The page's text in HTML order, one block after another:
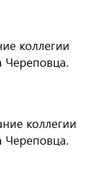
коллегии
Череповца.
коллегии
Череповца.